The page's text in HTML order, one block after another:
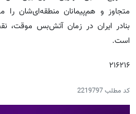
متجاوز و هم‌پیمانان منطقه‌ای‌شان
بنادر ایران در زمان آتش‌بس
است.
۲۱۶۲۱۶
کد مطلب2219797